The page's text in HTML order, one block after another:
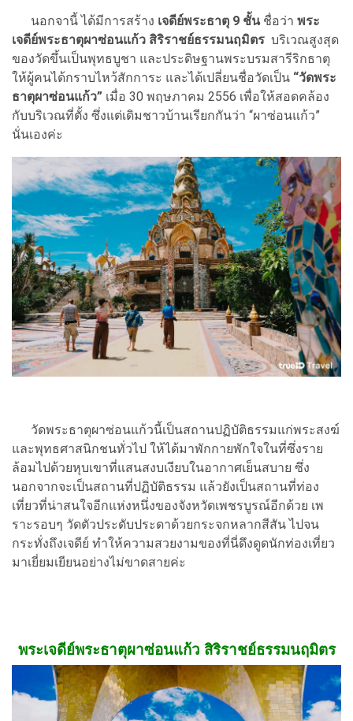
นอกจานี้ ได้มีการสร้าง เจดีย์พระธาตุ 9 ชั้นชื่อว่า พระ
เจดีย์พระธาตุผาซ่อนแก้ว สิริราชย์ธรรมนฤมิตร บริเวณสูงสุด
ของวัดขึ้นเป็นพุทธบูชา และประดิษฐานพระบรมสารีริกธาตุ
ให้ผู้คนได้กราบไหว้สักการะ และได้เปลี่ยนชื่อวัดเป็น “วัดพระ
ธาตุผาซ่อนแก้ว” เมื่อ 30 พฤษภาคม 2556 เพื่อให้สอดคล้อง
กับบริเวณที่ตั้ง ซึ่งแต่เดิมชาวบ้านเรียกกันว่า “ผาซ่อนแก้ว”
นั่นเองค่ะ
วัดพระธาตุผาซ่อนแก้วนี้เป็นสถานปฏิบัติธรรมแก่พระสงฆ์
และพุทธศาสนิกชนทั่วไป ให้ได้มาพักกายพักใจในที่ซึ่งราย
ล้อมไปด้วยหุบเขาที่แสนสงบเงียบในอากาศเย็นสบาย ซึ่ง
นอกจากจะเป็นสถานที่ปฏิบัติธรรม แล้วยังเป็นสถานที่ท่อง
เที่ยวที่น่าสนใจอีกแห่งหนึ่งของจังหวัดเพชรบูรณ์อีกด้วย เพ
ราะรอบๆ วัดตัวประดับประดาด้วยกระจกหลากสีสัน ไปจน
กระทั่งถึงเจดีย์ ทำให้ความสวยงามของที่นี่ดึงดูดนักท่องเที่ยว
มาเยี่ยมเยียนอย่างไม่ขาดสายค่ะ
พระเจดีย์พระธาตุผาซ่อนแก้ว สิริราชย์ธรรมนฤมิตร